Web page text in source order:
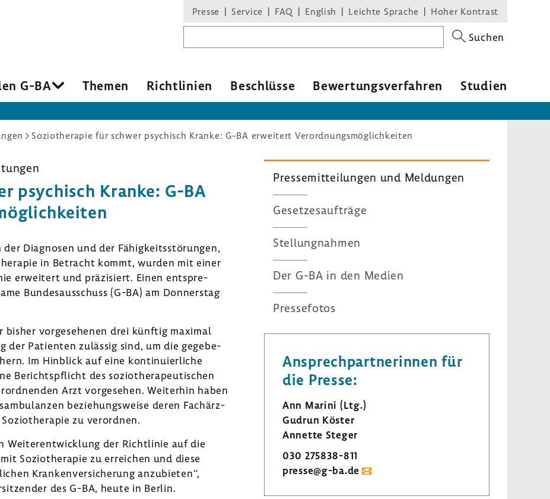
Presse Service FAQ English Leichte Sprache Hoher Kontrast
Suchen
G-BA Themen Richt­li­nien Beschlüsse Bewer­tungs­ver­fahren Studien
Soziotherapie für schwer psychisch Kranke: G-BA erweitert Verordnungsmöglichkeiten
psychisch Kranke: G-BA
der Diagnosen und der Fähig­keits­stö­rungen,
in Betracht kommt, wurden mit einer
erwei­tert und präzi­siert. Einen entspre­
Bundes­aus­schuss (G-BA) am Donnerstag
bisher vorge­se­henen drei künftig maximal
der Pati­enten zulässig sind, um die gege­be­
Im Hinblick auf eine konti­nu­ier­liche
Berichts­pflicht des sozio­the­ra­peu­ti­schen
Arzt vorge­sehen. Weiterhin haben
bezie­hungs­weise deren Fach­ärz­
zu verordnen.
Weiter­ent­wick­lung der Richt­linie auf die
Sozio­the­rapie zu errei­chen und diese
Kran­ken­ver­si­che­rung anzu­bieten“,
des G-BA, heute in Berlin.
Pres­se­mit­tei­lungen und Meldungen
Geset­zes­auf­träge
Stel­lung­nahmen
Der G-BA in den Medien
Pres­se­fotos
Ansprech­part­ne­rinnen für
die Presse:
Ann Marini (Ltg.)
Gudrun Köster
Annette Steger
030 275838-​811
presse@g-ba.de